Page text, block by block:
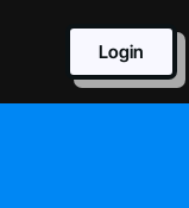
Login